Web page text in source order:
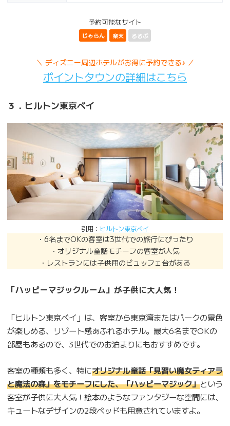
予約可能なサイト
じゃらん 楽天 るるぶ
＼ ディズニー周辺ホテルがお得に予約できる♪ ／
ポイントタウンの詳細はこちら
３．ヒルトン東京ベイ
引用： ヒルトン東京ベイ
・6名までOKの客室は3世代での旅行にぴったり
・オリジナル童話モチーフの客室が人気
・レストランには子供用のビュッフェ台がある
「ハッピーマジックルーム」が子供に大人気！
「ヒルトン東京ベイ」は、客室から東京湾またはパークの景色
が楽しめる、リゾート感あふれるホテル。最大6名までOKの
部屋もあるので、3世代でのお泊まりにもおすすめです。
客室の種類も多く、特にオリジナル童話「見習い魔女ティアラ
と魔法の森」をモチーフにした、「ハッピーマジック」という
客室が子供に大人気！絵本のようなファンタジーな空間には、
キュートなデザインの2段ベッドも用意されていますよ。